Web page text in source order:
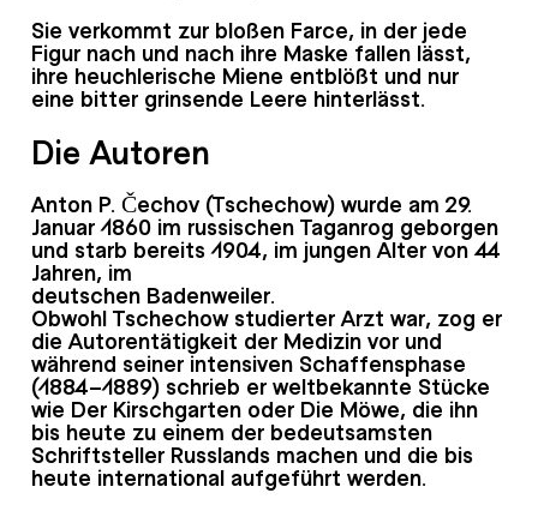
Sie verkommt zur bloßen Farce, in der jede
Figur nach und nach ihre Maske fallen lässt,
ihre heuchlerische Miene entblößt und nur
eine bitter grinsende Leere hinterlässt.
Die Autoren
Anton P. Čechov (Tschechow) wurde am 29.
Januar 1860 im russischen Taganrog geborgen
und starb bereits 1904, im jungen Alter von 44
Jahren, im
deutschen Badenweiler.
Obwohl Tschechow studierter Arzt war, zog er
die Autorentätigkeit der Medizin vor und
während seiner intensiven Schaffensphase
(1884–1889) schrieb er weltbekannte Stücke
wie Der Kirschgarten oder Die Möwe, die ihn
bis heute zu einem der bedeutsamsten
Schriftsteller Russlands machen und die bis
heute international aufgeführt werden.